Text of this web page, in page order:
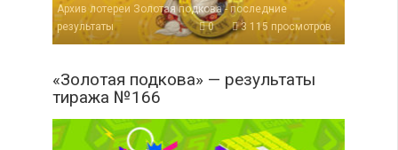
Архив лотереи Золотая подкова - последние
результаты
0 3 115 просмотров
«Золотая подкова» — результаты
тиража №166